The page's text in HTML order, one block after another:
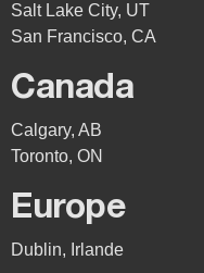
Salt Lake City, UT
San Francisco, CA
Canada
Calgary, AB
Toronto, ON
Europe
Dublin, Irlande